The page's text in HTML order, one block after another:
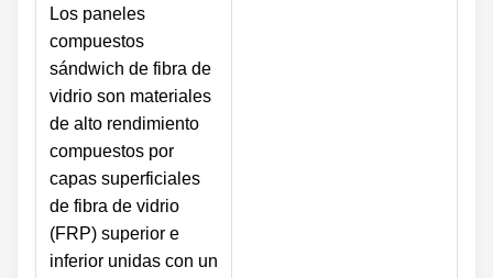
Los paneles
compuestos
sándwich de fibra de
vidrio son materiales
de alto rendimiento
compuestos por
capas superficiales
de fibra de vidrio
(FRP) superior e
inferior unidas con un